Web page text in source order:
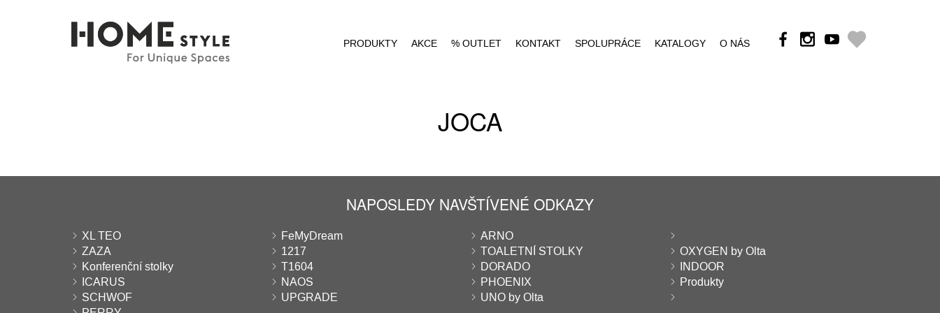
PRODUKTY AKCE % OUTLET KONTAKT SPOLUPRÁCE KATALOGY O NÁS
JOCA
NAPOSLEDY NAVŠTÍVENÉ ODKAZY
XL TEO FeMyDream
ARNO
ZAZA
1217 TOALETNÍ STOLKY
OXYGEN by Olta
Konferenční stolky
T1604 DORADO
INDOOR
ICARUS
NAOS PHOENIX
Produkty
SCHWOF
UPGRADE
UNO by Olta